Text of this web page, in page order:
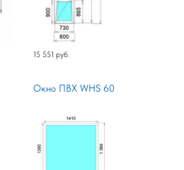
Окно ПВХ WHS 60
15 551 руб.